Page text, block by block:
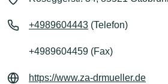
+4989604443 (Telefon)
+4989604459 (Fax)
https://www.za-drmueller.de